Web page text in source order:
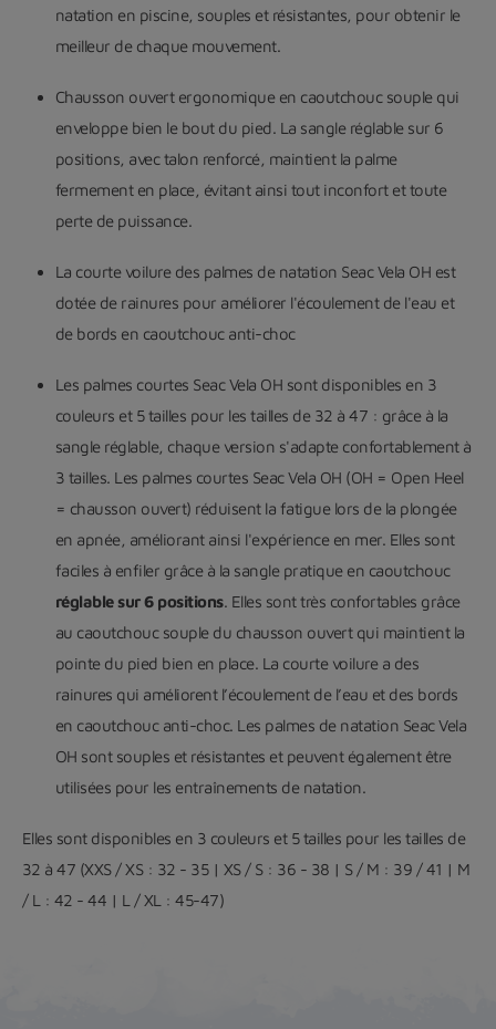
natation en piscine, souples et résistantes, pour obtenir le
meilleur de chaque mouvement.
Chausson ouvert ergonomique en caoutchouc souple qui
enveloppe bien le bout du pied. La sangle réglable sur 6
positions, avec talon renforcé, maintient la palme
fermement en place, évitant ainsi tout inconfort et toute
perte de puissance.
La courte voilure des palmes de natation Seac Vela OH est
dotée de rainures pour améliorer l'écoulement de l'eau et
de bords en caoutchouc anti-choc
Les palmes courtes Seac Vela OH sont disponibles en 3
couleurs et 5 tailles pour les tailles de 32 à 47 : grâce à la
sangle réglable, chaque version s'adapte confortablement à
3 tailles. Les palmes courtes Seac Vela OH (OH = Open Heel
= chausson ouvert) réduisent la fatigue lors de la plongée
en apnée, améliorant ainsi l'expérience en mer. Elles sont
faciles à enfiler grâce à la sangle pratique en caoutchouc
réglable sur 6 positions. Elles sont très confortables grâce
au caoutchouc souple du chausson ouvert qui maintient la
pointe du pied bien en place. La courte voilure a des
rainures qui améliorent l’écoulement de l’eau et des bords
en caoutchouc anti-choc. Les palmes de natation Seac Vela
OH sont souples et résistantes et peuvent également être
utilisées pour les entraînements de natation.
Elles sont disponibles en 3 couleurs et 5 tailles pour les tailles de
32 à 47 (XXS / XS : 32 - 35 | XS / S : 36 - 38 | S / M : 39 / 41 | M
/ L : 42 - 44 | L / XL : 45-47)